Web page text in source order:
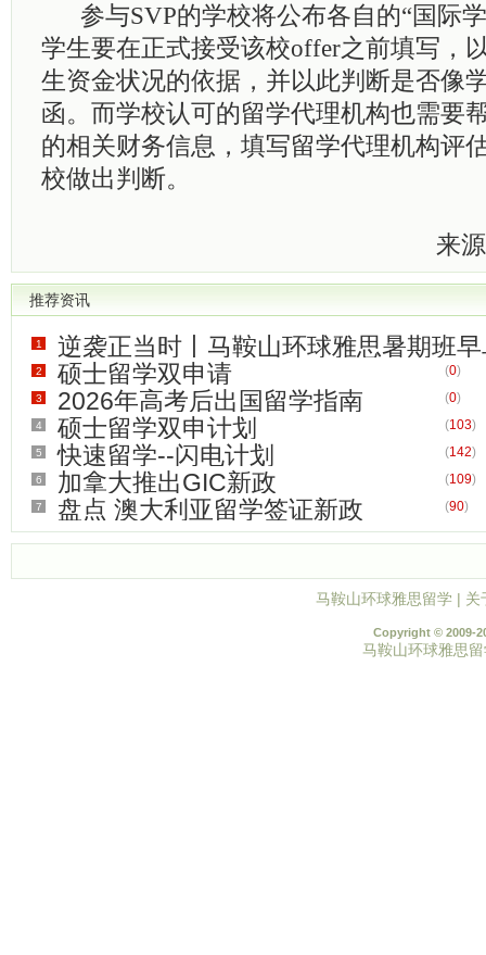
参与SVP的学校将公布各自的“国际
学生要在正式接受该校offer之前填写，
生资金状况的依据，并以此判断是否像
函。而学校认可的留学代理机构也需要
的相关财务信息，填写留学代理机构评
校做出判断。
来
推荐资讯
1 逆袭正当时丨马鞍山环球雅思暑期班
(0)
2 硕士留学双申请 (0)
3 2026年高考后出国留学指南 (0)
4 硕士留学双申计划 (103)
5 快速留学--闪电计划 (142)
6 加拿大推出GIC新政 (109)
7 盘点 澳大利亚留学签证新政 (90)
马鞍山环球雅思留学 | 关
Copyright © 2009-
马鞍山环球雅思